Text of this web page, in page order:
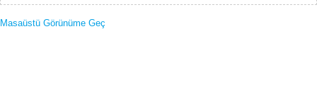
Masaüstü Görünüme Geç